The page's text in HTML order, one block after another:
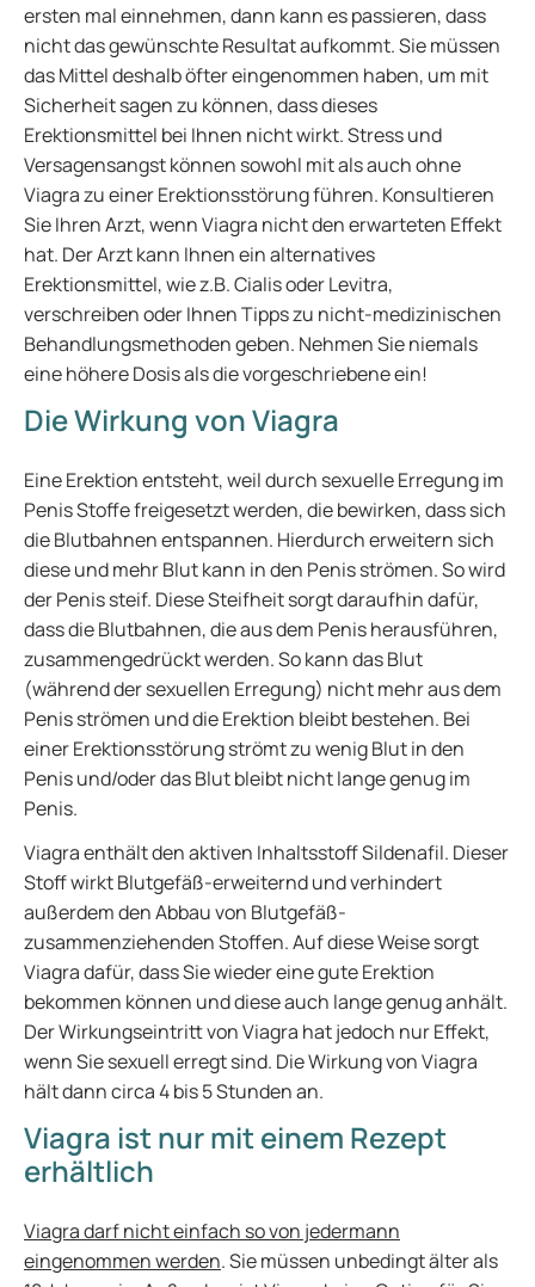
ersten mal einnehmen, dann kann es passieren, dass
nicht das gewünschte Resultat aufkommt. Sie müssen
das Mittel deshalb öfter eingenommen haben, um mit
Sicherheit sagen zu können, dass dieses
Erektionsmittel bei Ihnen nicht wirkt. Stress und
Versagensangst können sowohl mit als auch ohne
Viagra zu einer Erektionsstörung führen. Konsultieren
Sie Ihren Arzt, wenn Viagra nicht den erwarteten Effekt
hat. Der Arzt kann Ihnen ein alternatives
Erektionsmittel, wie z.B. Cialis oder Levitra,
verschreiben oder Ihnen Tipps zu nicht-medizinischen
Behandlungsmethoden geben. Nehmen Sie niemals
eine höhere Dosis als die vorgeschriebene ein!
Die Wirkung von Viagra
Eine Erektion entsteht, weil durch sexuelle Erregung im
Penis Stoffe freigesetzt werden, die bewirken, dass sich
die Blutbahnen entspannen. Hierdurch erweitern sich
diese und mehr Blut kann in den Penis strömen. So wird
der Penis steif. Diese Steifheit sorgt daraufhin dafür,
dass die Blutbahnen, die aus dem Penis herausführen,
zusammengedrückt werden. So kann das Blut
(während der sexuellen Erregung) nicht mehr aus dem
Penis strömen und die Erektion bleibt bestehen. Bei
einer Erektionsstörung strömt zu wenig Blut in den
Penis und/oder das Blut bleibt nicht lange genug im
Penis.
Viagra enthält den aktiven Inhaltsstoff Sildenafil. Dieser
Stoff wirkt Blutgefäß-erweiternd und verhindert
außerdem den Abbau von Blutgefäß-
zusammenziehenden Stoffen. Auf diese Weise sorgt
Viagra dafür, dass Sie wieder eine gute Erektion
bekommen können und diese auch lange genug anhält.
Der Wirkungseintritt von Viagra hat jedoch nur Effekt,
wenn Sie sexuell erregt sind. Die Wirkung von Viagra
hält dann circa 4 bis 5 Stunden an.
Viagra ist nur mit einem Rezept
erhältlich
Viagra darf nicht einfach so von jedermann
eingenommen werden. Sie müssen unbedingt älter als